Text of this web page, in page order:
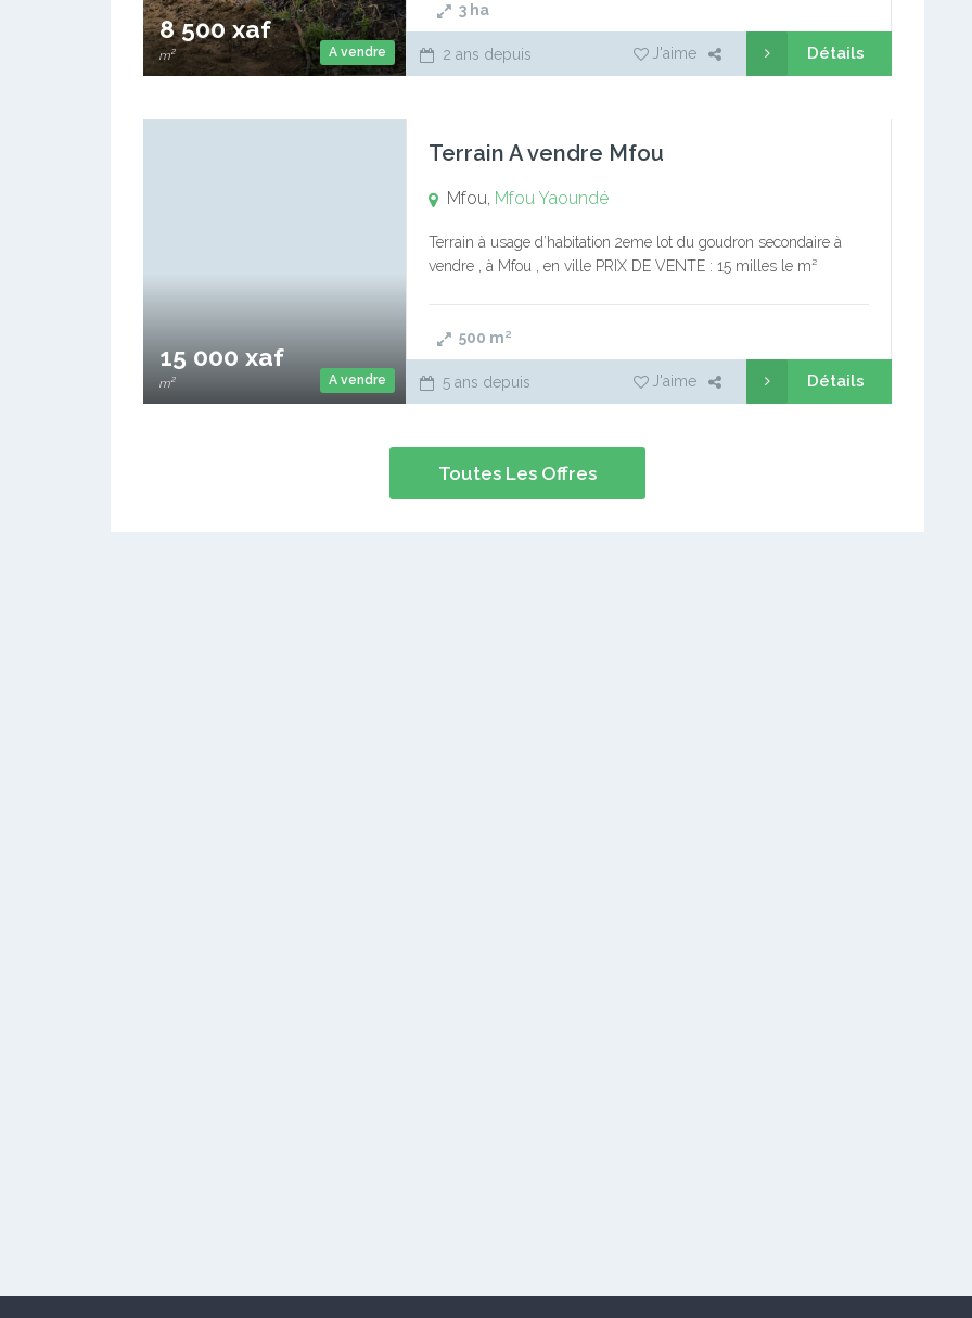
A vendre
8 500 xaf
m²
3 ha
2 ans depuis J'aime Détails
A vendre
15 000 xaf
m²
Terrain A vendre Mfou
Mfou, Mfou Yaoundé
Terrain à usage d’habitation 2eme lot du goudron secondaire à
vendre , à Mfou , en ville PRIX DE VENTE : 15 milles le m²
500 m²
5 ans depuis J'aime Détails
Toutes Les Offres